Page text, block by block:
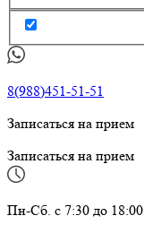
8(988)451-51-51
Записаться на прием
Записаться на прием
Пн-Сб. с 7:30 до 18:00